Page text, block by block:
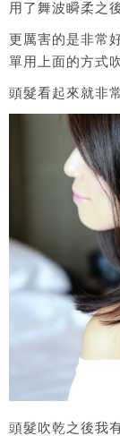
用了舞波瞬柔之
更厲害的是非常
單用上面的方式
頭髮看起來就非
頭髮吹乾之後我